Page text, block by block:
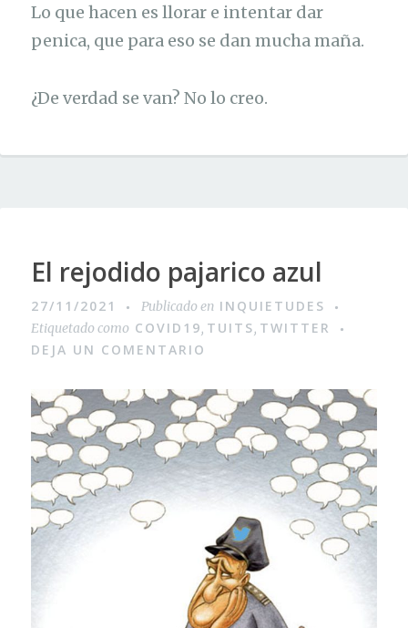
Lo que hacen es llorar e intentar dar
penica, que para eso se dan mucha maña.
¿De verdad se van? No lo creo.
El rejodido pajarico azul
27/11/2021 Publicado en INQUIETUDES
Etiquetado como COVID19, TUITS, TWITTER
DEJA UN COMENTARIO